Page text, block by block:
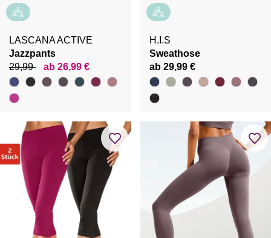
LASCANA ACTIVE
Jazzpants
29,99
ab 26,99 €
H.I.S
Sweathose
ab 29,99 €